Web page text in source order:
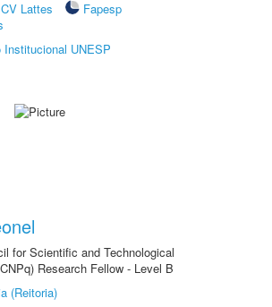
CV Lattes
Fapesp
Institucional UNESP
for Scientific and Technological
Research Fellow - Level B
(Reitoria)